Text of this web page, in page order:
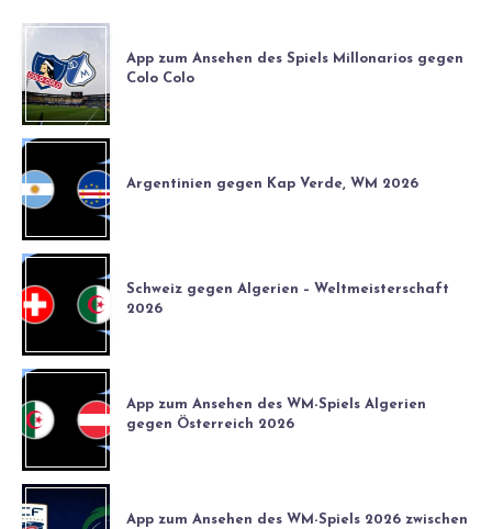
App zum Ansehen des Spiels Millonarios gegen
Colo Colo
Argentinien gegen Kap Verde, WM 2026
Schweiz gegen Algerien – Weltmeisterschaft
2026
App zum Ansehen des WM-Spiels Algerien
gegen Österreich 2026
App zum Ansehen des WM-Spiels 2026 zwischen